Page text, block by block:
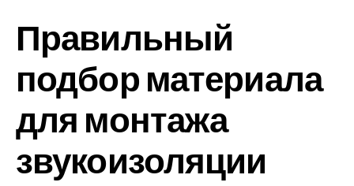
Правильный
подбор материала
для монтажа
звукоизоляции